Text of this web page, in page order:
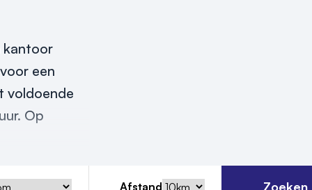
kantoor
een
voldoende
Op
Afstand Zoeken